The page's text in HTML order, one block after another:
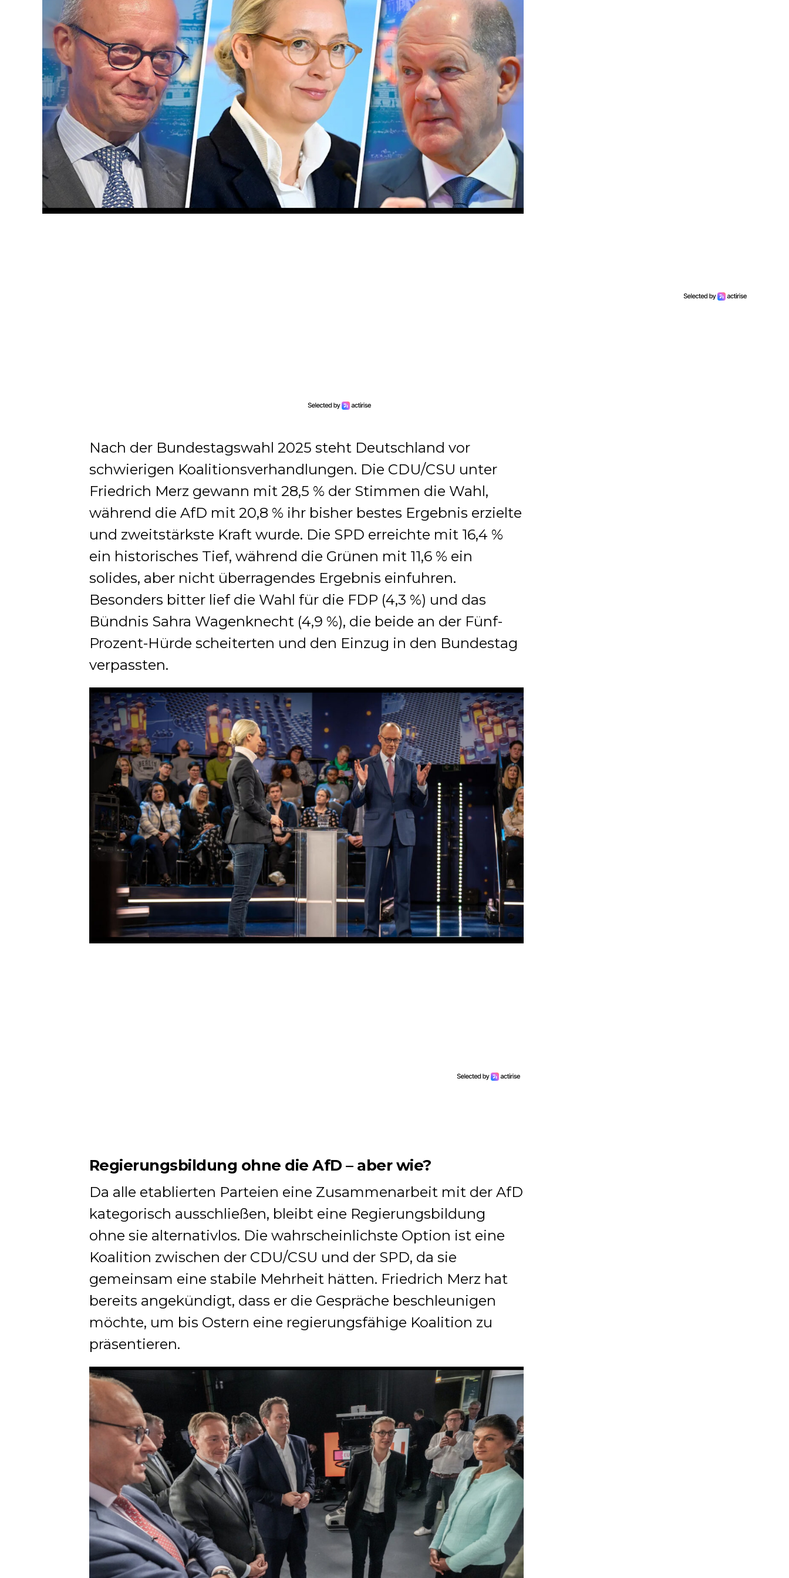
Nach der Bundestagswahl 2025 steht Deutschland vor
schwierigen Koalitionsverhandlungen. Die CDU/CSU unter
Friedrich Merz gewann mit 28,5 % der Stimmen die Wahl,
während die AfD mit 20,8 % ihr bisher bestes Ergebnis erzielte
und zweitstärkste Kraft wurde. Die SPD erreichte mit 16,4 %
ein historisches Tief, während die Grünen mit 11,6 % ein
solides, aber nicht überragendes Ergebnis einfuhren.
Besonders bitter lief die Wahl für die FDP (4,3 %) und das
Bündnis Sahra Wagenknecht (4,9 %), die beide an der Fünf-
Prozent-Hürde scheiterten und den Einzug in den Bundestag
verpassten.
Regierungsbildung ohne die AfD – aber wie?
Da alle etablierten Parteien eine Zusammenarbeit mit der AfD
kategorisch ausschließen, bleibt eine Regierungsbildung
ohne sie alternativlos. Die wahrscheinlichste Option ist eine
Koalition zwischen der CDU/CSU und der SPD, da sie
gemeinsam eine stabile Mehrheit hätten. Friedrich Merz hat
bereits angekündigt, dass er die Gespräche beschleunigen
möchte, um bis Ostern eine regierungsfähige Koalition zu
präsentieren.